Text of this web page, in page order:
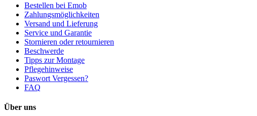
Bestellen bei Emob
Zahlungsmöglichkeiten
Versand und Lieferung
Service und Garantie
Stornieren oder retournieren
Beschwerde
Tipps zur Montage
Pflegehinweise
Paswort Vergessen?
FAQ
Über uns